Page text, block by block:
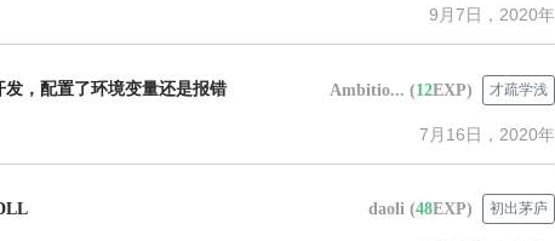
9月7日，2020年
发，配置了环境变量还是报错 Ambitio... (12EXP) 才疏学浅
7月16日，2020年
daoli (48EXP) 初出茅庐